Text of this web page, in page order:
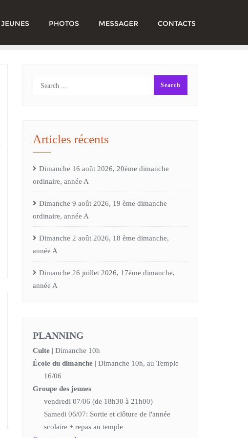
JEUNES PHOTOS MESSAGER CONTACTS
Articles récents
Dimanche 16 août 2026, 20ème dimanche
ordinaire, année A
Dimanche 9 août 2026, 19 ème dimanche
ordinaire, année A
Dimanche 2 août 2026, 18 ème dimanche,
année A
Dimanche 26 juillet 2026, 17ème dimanche,
année A
PLANNING
Culte | Dimanche 10h
École du dimanche | Dimanche 10h, au Temple
16/06
Groupe des jeunes
vendredi 07/06 (de 18h30 à 21h00)
Samedi 06/07: Sortie et clôture de l'année
scolaire + repas au temple